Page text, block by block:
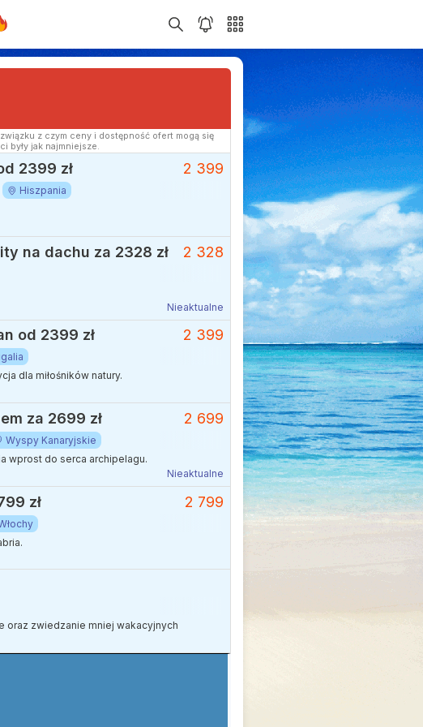
z czym ceny i dostępność ofert mogą się
były jak najmniejsze.
2399 zł 2 399
Hiszpania
na dachu za 2328 zł 2 328
Nieaktualne
od 2399 zł 2 399
dla miłośników natury.
za 2699 zł 2 699
Wyspy Kanaryjskie
wprost do serca archipelagu.
Nieaktualne
zł 2 799
oraz zwiedzanie mniej wakacyjnych